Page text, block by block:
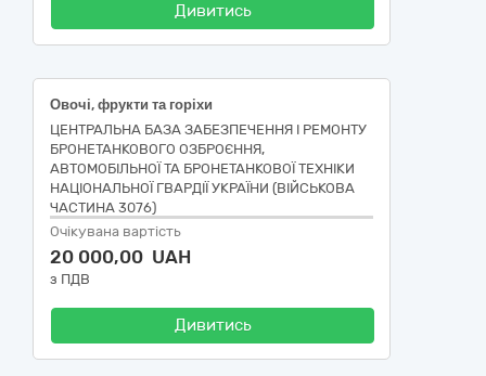
Дивитись
Овочі, фрукти та горіхи
ЦЕНТРАЛЬНА БАЗА ЗАБЕЗПЕЧЕННЯ І РЕМОНТУ
БРОНЕТАНКОВОГО ОЗБРОЄННЯ,
АВТОМОБІЛЬНОЇ ТА БРОНЕТАНКОВОЇ ТЕХНІКИ
НАЦІОНАЛЬНОЇ ГВАРДІЇ УКРАЇНИ (ВІЙСЬКОВА
ЧАСТИНА 3076)
Очікувана вартість
20 000,00 UAH
з ПДВ
Дивитись